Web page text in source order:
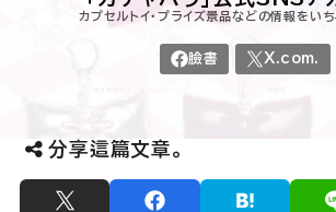
分享這篇文章。